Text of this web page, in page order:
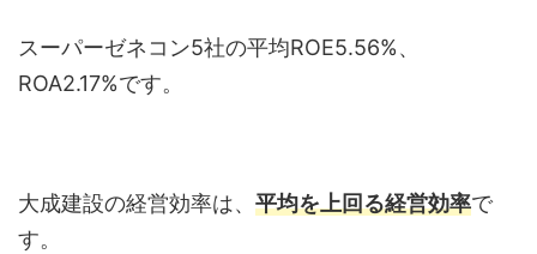
スーパーゼネコン5社の平均ROE5.56%、
ROA2.17%です。
大成建設の経営効率は、 平均を上回る経営効率で
す。